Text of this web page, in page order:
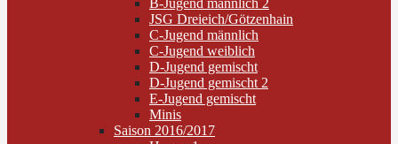
B-Jugend männlich 2
JSG Dreieich/Götzenhain
C-Jugend männlich
C-Jugend weiblich
D-Jugend gemischt
D-Jugend gemischt 2
E-Jugend gemischt
Minis
Saison 2016/2017